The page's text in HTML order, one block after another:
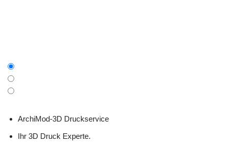
ArchiMod-3D Druckservice
Ihr 3D Druck Experte.